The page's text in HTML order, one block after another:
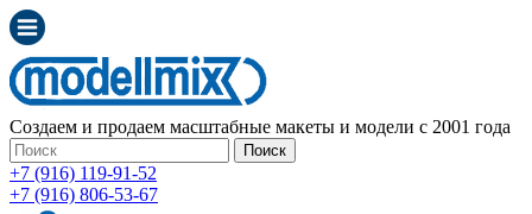
Создаем и продаем масштабные макеты и модели с 2001 года
Поиск
+7 (916) 119-91-52
+7 (916) 806-53-67